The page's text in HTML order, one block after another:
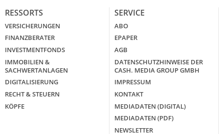
RESSORTS
VERSICHERUNGEN
FINANZBERATER
INVESTMENTFONDS
IMMOBILIEN &
SACHWERTANLAGEN
DIGITALISIERUNG
RECHT & STEUERN
KÖPFE
SERVICE
ABO
EPAPER
AGB
DATENSCHUTZHINWEISE DER
CASH. MEDIA GROUP GMBH
IMPRESSUM
KONTAKT
MEDIADATEN (DIGITAL)
MEDIADATEN (PDF)
NEWSLETTER